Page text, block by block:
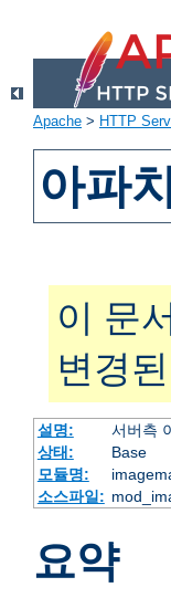
Apache > HTTP
아파
이 문
변경
설명:
서버측
상태:
Base
모듈명:
소스파일:
요약